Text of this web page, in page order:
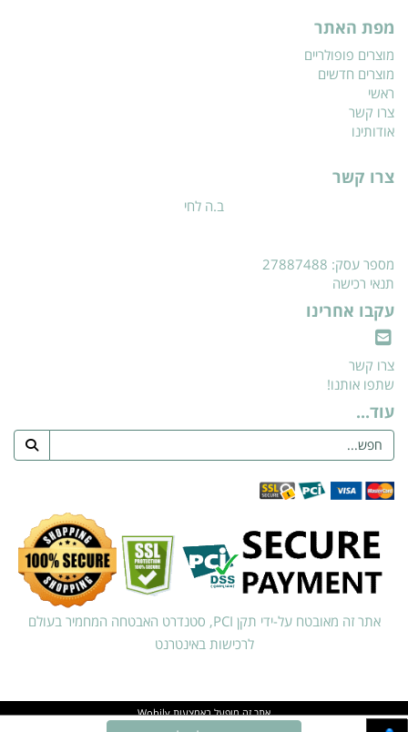
מפת האתר
מוצרים פופולריים
מוצרים חדשים
ראשי
צרו קשר
אודותינו
צרו קשר
ב.ה לחי
מספר עסק: 27887488
תנאי רכישה
עקבו אחרינו
צרו קשר
שתפו אותנו!
עוד...
אתר זה מאובטח על-ידי תקן PCI, סטנדרט האבטחה המחמיר בעולם
לרכישות באינטרנט
אתר זה מופעל באמצעותWobily